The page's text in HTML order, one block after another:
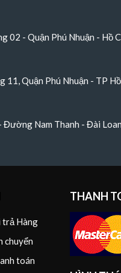
02 - Quận Phú Nhuận - Hồ
11, Quận Phú Nhuận - TP
Đường Nam Thanh - Đài Loan
trả Hàng
chuyển
toán
THANH